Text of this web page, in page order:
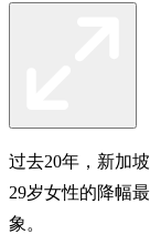
过去20年，新加
29岁女性的降幅
象。